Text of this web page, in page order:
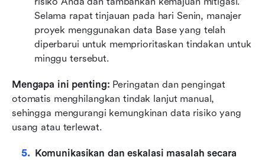
Selama rapat tinjauan pada hari Senin, manajer
proyek menggunakan data Base yang telah
diperbarui untuk memprioritaskan tindakan untuk
minggu tersebut.
Mengapa ini penting: Peringatan dan pengingat
otomatis menghilangkan tindak lanjut manual,
sehingga mengurangi kemungkinan data risiko yang
usang atau terlewat.
Komunikasikan dan eskalasi masalah secara